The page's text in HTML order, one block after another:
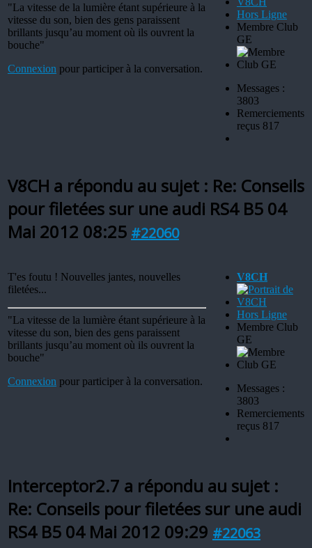
"La vitesse de la lumière étant supérieure à la
vitesse du son, bien des gens paraissent
brillants jusqu’au moment où ils ouvrent la
bouche"
Connexion pour participer à la conversation.
Hors Ligne
Membre Club
GE
Messages :
3803
Remerciements
reçus 817
V8CH a répondu au sujet : Re: Conseils
pour filetées sur une audi RS4 B5 04
Mai 2012 08:25 #22060
T'es foutu ! Nouvelles jantes, nouvelles
filetées...
"La vitesse de la lumière étant supérieure à la
vitesse du son, bien des gens paraissent
brillants jusqu’au moment où ils ouvrent la
bouche"
Connexion pour participer à la conversation.
V8CH
Hors Ligne
Membre Club
GE
Messages :
3803
Remerciements
reçus 817
Interceptor2.7 a répondu au sujet :
Re: Conseils pour filetées sur une audi
RS4 B5 04 Mai 2012 09:29 #22063